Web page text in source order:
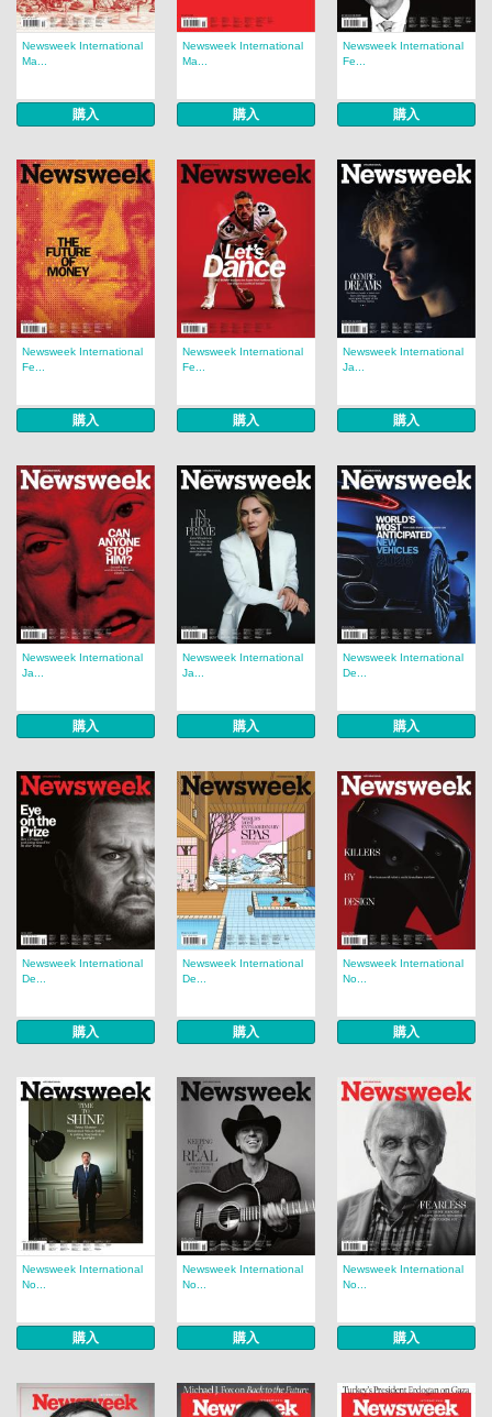
Newsweek International
Ma...
購入
Newsweek International
Ma...
購入
Newsweek International
Fe...
購入
Newsweek International
Fe...
購入
Newsweek International
Fe...
購入
Newsweek International
Ja...
購入
Newsweek International
Ja...
購入
Newsweek International
Ja...
購入
Newsweek International
De...
購入
Newsweek International
De...
購入
Newsweek International
De...
購入
Newsweek International
No...
購入
Newsweek International
No...
購入
Newsweek International
No...
購入
Newsweek International
No...
購入